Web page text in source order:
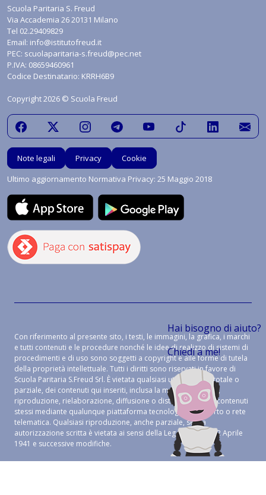
Hai bisogno di aiuto?
Chiedi a me!
Scuola Paritaria S. Freud
Via Accademia 26 20131 Milano
Tel 02.29409829
Email: info@istitutofreud.it
PEC: scuolaparitaria-s.freud@pec.net
P.IVA: 08659460961
Codice Destinatario: KRRH6B9
Copyright 2026 © Scuola Freud
Note legali Privacy
Cookie
Ultimo aggiornamento Normativa Privacy: 25 Maggio 2018
Con riferimento al presente sito, i testi, le immagini, la grafica, i marchi
e tutti contenuti e le procedure nonché le idee di realizzo di sistemi di
procedimenti e di uso sono soggetti a copyright e alle forme di tutela
della proprietà intellettuale. Tutti i diritti sono riservati in favore di
Scuola Paritaria S.Freud Srl. È vietata qualsiasi utilizzazione, totale o
parziale, dei contenuti qui inseriti, inclusa la memorizzazione,
riproduzione, rielaborazione, diffusione o distribuzione dei contenuti
stessi mediante qualunque piattaforma tecnologica, supporto o rete
telematica. Qualsiasi riproduzione, anche parziale, senza
autorizzazione scritta è vietata ai sensi della Legge 633 del 22 Aprile
1941 e successive modifiche.
CREDITS:ALEIDE WEB AGENCY